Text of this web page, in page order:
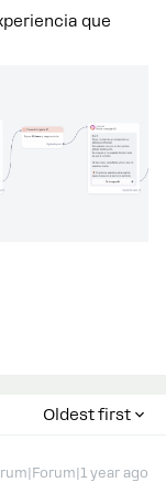
que
Oldest first
year ago